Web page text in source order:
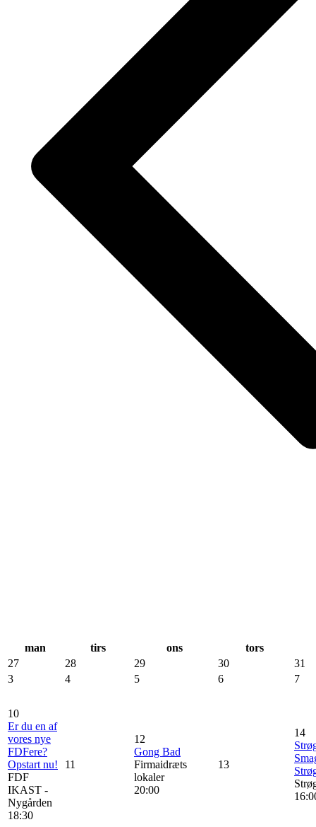
man tirs ons
tors
27
28 29 30
31
3
4 5 6 7
10
Er du en af
vores nye
FDFere?
Opstart nu!
FDF
IKAST -
Nygården
18:30
11
12
Gong Bad
Firmaidræts
lokaler
20:00
13
14